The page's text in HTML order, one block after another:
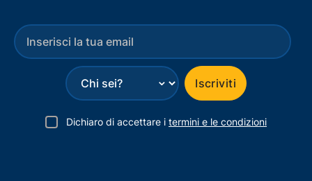
⌄ Iscriviti
Dichiaro di accettare i termini e le condizioni